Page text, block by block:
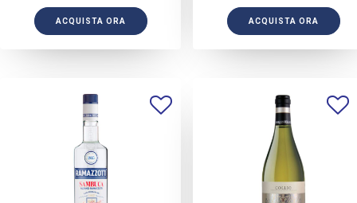
ACQUISTA ORA ACQUISTA ORA